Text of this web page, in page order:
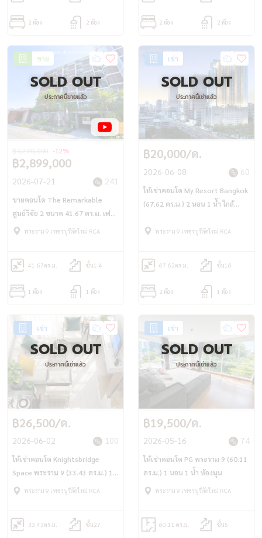
2 ห้อง 2 ห้อง 2 ห้อง 2 ห้อง
ขาย
SOLD OUT
ประกาศนี้ขายแล้ว
฿2,899,000
-12%
2026-07-21 241
ขายคอนโด The Remarkable
ศูนย์วิจัย 2 ขนาด 41.67 ตร.ม. เฟอร์
ครบ พร้อมเข้าอยู่
พระราม 9 เพชรบุรีตัดใหม่ RCA
41.67ตร.ม. ชั้น1-4
1 ห้อง 1 ห้อง
เช่า
SOLD OUT
ประกาศนี้เช่าแล้ว
฿20,000/ด.
2026-06-08 60
ให้เช่าคอนโด My Resort Bangkok
(67.62 ตร.ม.) 2 นอน 1 น้ำ ใกล้
พระราม 9 เพชรบุรีตัดใหม่ RCA
67.62ตร.ม. ชั้น16
2 ห้อง 1 ห้อง
เช่า
SOLD OUT
ประกาศนี้เช่าแล้ว
฿26,500/ด.
2026-06-02 100
ให้เช่าคอนโด Knightsbridge
Space พระราม 9 (33.43 ตร.ม.) 1
นอน 1 น้ำ ห้อง Duplex
พระราม 9 เพชรบุรีตัดใหม่ RCA
33.43ตร.ม. ชั้น27
เช่า
SOLD OUT
ประกาศนี้เช่าแล้ว
฿19,500/ด.
2026-05-16 74
ให้เช่าคอนโด PG พระราม 9 (60.11
ตร.ม.) 1 นอน 1 น้ำ ห้องมุม
พระราม 9 เพชรบุรีตัดใหม่ RCA
60.11 ตร.ม. ชั้น5